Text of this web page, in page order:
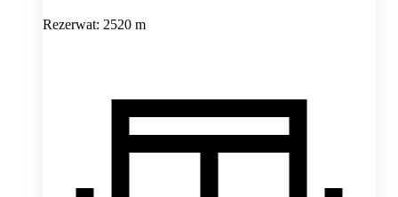
Rezerwat: 2520 m